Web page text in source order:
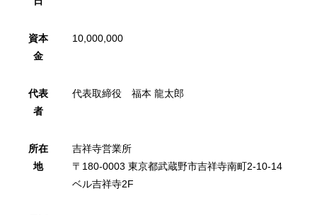
資本
金
10,000,000
代表
者
代表取締役 福本 龍太郎
所在
地
吉祥寺営業所
〒180-0003 東京都武蔵野市吉祥寺南町2-10-14
ベル吉祥寺2F